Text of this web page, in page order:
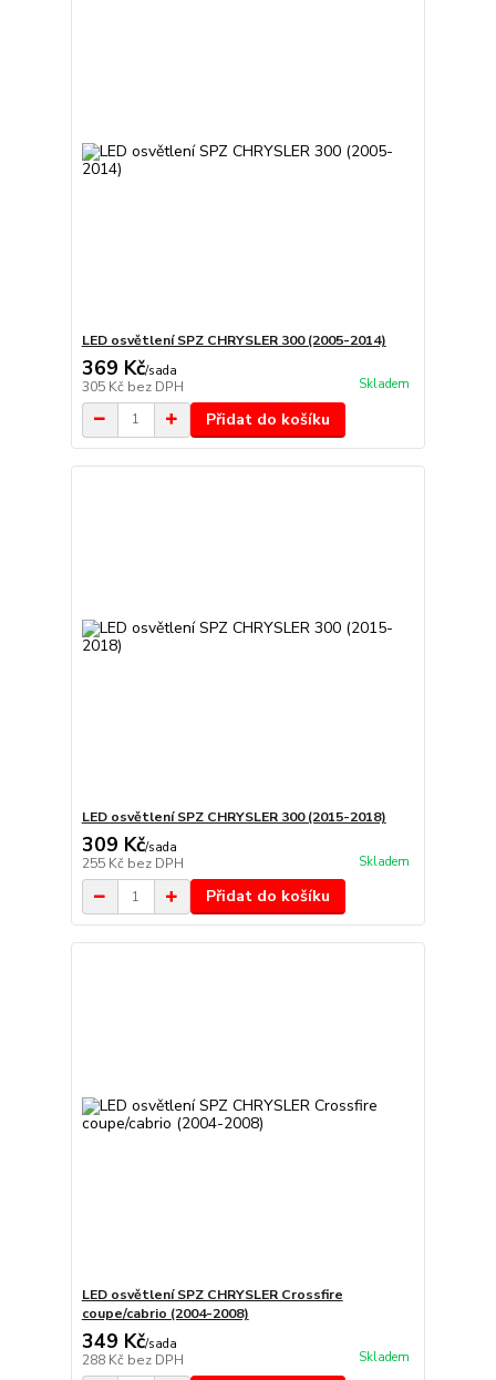
LED osvětlení SPZ CHRYSLER 300 (2005-2014)
369 Kč/sada
305 Kč bez DPH Skladem
Přidat do košíku
LED osvětlení SPZ CHRYSLER 300 (2015-2018)
309 Kč/sada
255 Kč bez DPH Skladem
Přidat do košíku
LED osvětlení SPZ CHRYSLER Crossfire
coupe/cabrio (2004-2008)
349 Kč/sada
288 Kč bez DPH Skladem